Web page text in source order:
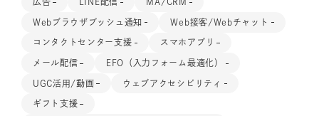
Webブラウザプッシュ通知 Web接客/Webチャット
コンタクトセンター支援 スマホアプリ
メール配信 EFO（入力フォーム最適化）
UGC活用/動画 ウェブアクセシビリティ
ギフト支援